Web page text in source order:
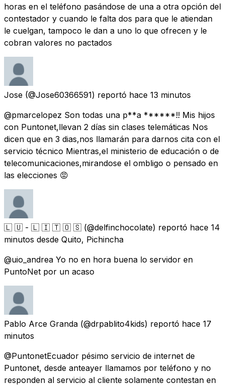
horas en el teléfono pasándose de una a otra opción del
contestador y cuando le falta dos para que le atiendan
le cuelgan, tampoco le dan a uno lo que ofrecen y le
cobran valores no pactados
Jose (@Jose60366591) reportó hace 13 minutos
@pmarcelopez Son todas una p**a ******!! Mis hijos
con Puntonet,llevan 2 días sin clases telemáticas Nos
dicen que en 3 dias,nos llamarán para darnos cita con el
servicio técnico Mientras,el ministerio de educación o de
telecomunicaciones,mirandose el ombligo o pensado en
las elecciones 😡
🇱 ​🇺 - 🇱 🇮 ​🇹 🇴 ​🇸 (@delfinchocolate) reportó hace 14
minutos desde Quito, Pichincha
@uio_andrea Yo no en hora buena lo servidor en
PuntoNet por un acaso
Pablo Arce Granda (@drpablito4kids) reportó hace 17
minutos
@PuntonetEcuador pésimo servicio de internet de
Puntonet, desde anteayer llamamos por teléfono y no
responden al servicio al cliente solamente contestan en